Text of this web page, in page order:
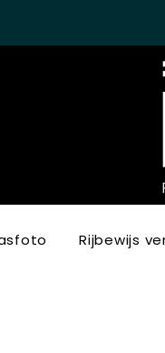
Rijbewijs